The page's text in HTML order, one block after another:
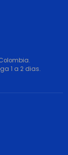
1 a 2 dias.